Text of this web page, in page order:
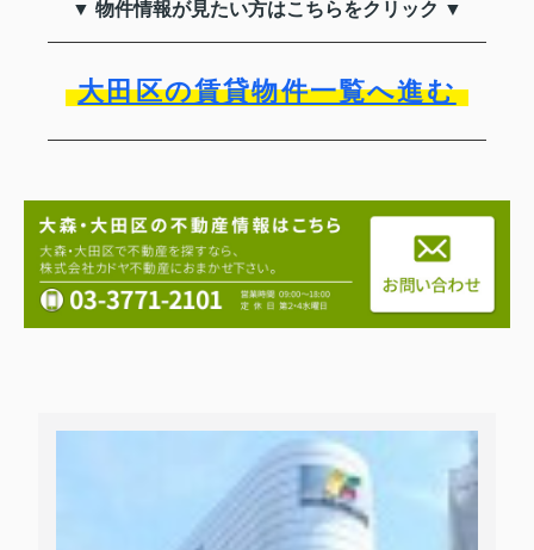
▼ 物件情報が見たい方はこちらをクリック ▼
大田区の賃貸物件一覧へ進む